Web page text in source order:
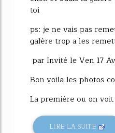
toi
ps: je ne vais pas
galère trop a les
par Invité le Ven 17
Bon voila les photos
La première ou on voit
LIRE LA SUITE